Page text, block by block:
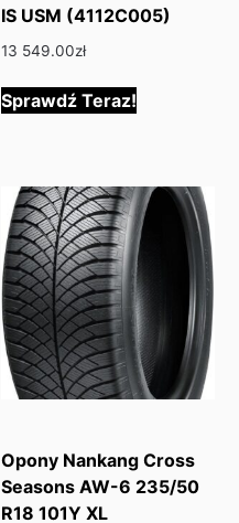
IS USM (4112C005)
13 549.00zł
Sprawdź Teraz!
Opony Nankang Cross
Seasons AW-6 235/50
R18 101Y XL